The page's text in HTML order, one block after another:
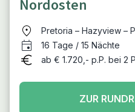
Nordosten
Pretoria – Hazyview –
Route/Blyde River
bei Hoedspruit –
Lucia – Durban/
Drakensberge/
16 Tage / 15 Nächte
ab € 1.720,- p.P. bei 2
ZUR